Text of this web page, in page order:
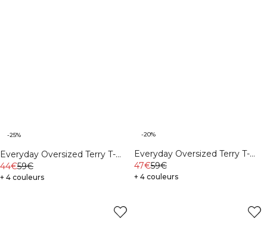
-25%
Everyday Oversized Terry T-
shirt Black
44€59€
+ 4 couleurs
-20%
Everyday Oversized Terry T-
shirt Cream
47€59€
+ 4 couleurs